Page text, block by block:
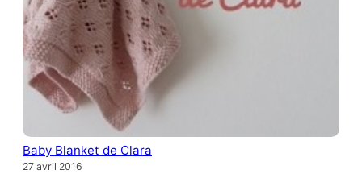
Baby Blanket de Clara
27 avril 2016